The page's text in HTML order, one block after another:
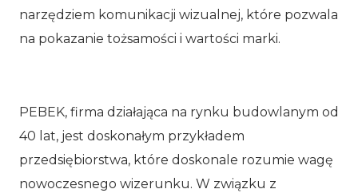
narzędziem komunikacji wizualnej, które pozwala
na pokazanie tożsamości i wartości marki.
PEBEK, firma działająca na rynku budowlanym od
40 lat, jest doskonałym przykładem
przedsiębiorstwa, które doskonale rozumie wagę
nowoczesnego wizerunku. W związku z